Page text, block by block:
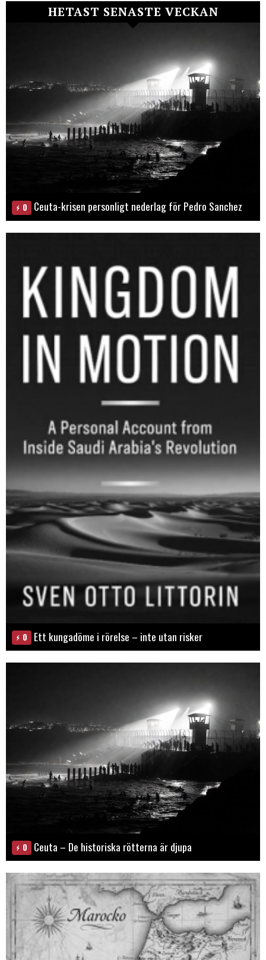
HETAST SENASTE VECKAN
0 Ceuta-krisen personligt nederlag för Pedro Sanchez
0 Ett kungadöme i rörelse – inte utan risker
0 Ceuta – De historiska rötterna är djupa